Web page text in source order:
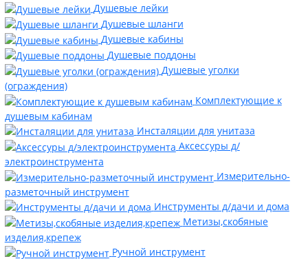
Душевые лейки
Душевые шланги
Душевые кабины
Душевые поддоны
Душевые уголки
(ограждения)
Комплектующие к
душевым кабинам
Инсталяции для унитаза
Аксессуры д/
электроинструмента
Измерительно-
разметочный инструмент
Инструменты д/дачи и дома
Метизы,скобяные
изделия,крепеж
Ручной инструмент